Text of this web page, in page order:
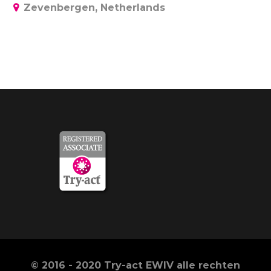
Zevenbergen, Netherlands
© 2016 - 2020 Try-act EWIV alle rechten